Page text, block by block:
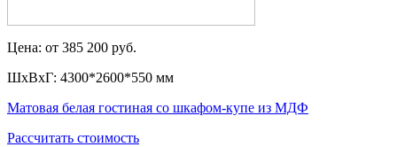
Цена: от 385 200 руб.
ШxВxГ: 4300*2600*550 мм
Матовая белая гостиная со шкафом-купе из МДФ
Рассчитать стоимость